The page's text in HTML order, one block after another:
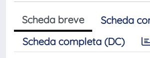
Scheda breve
Scheda
Scheda completa (DC)